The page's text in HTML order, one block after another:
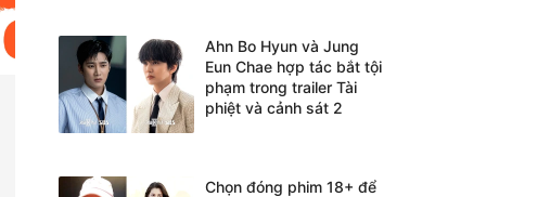
Ahn Bo Hyun và Jung
Eun Chae hợp tác bắt tội
phạm trong trailer Tài
phiệt và cảnh sát 2
Chọn đóng phim 18+ để